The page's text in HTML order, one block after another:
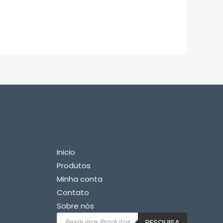
Inicio
Produtos
Minha conta
Contato
Sobre nós
Pesquisar